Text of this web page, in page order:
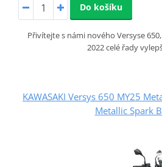
Do košíku
Přivítejte s námi nového Versyse
2022 celé řady
KAWASAKI Versys 650 MY25
Metallic Spark